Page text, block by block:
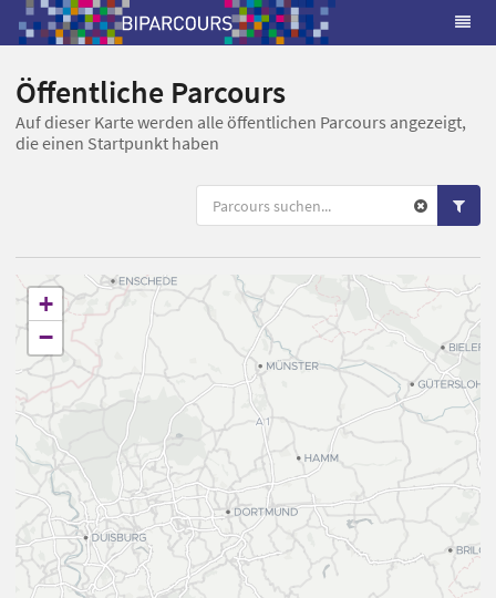
Öffentliche Parcours
Auf dieser Karte werden alle öffentlichen Parcours angezeigt,
die einen Startpunkt haben
+
−